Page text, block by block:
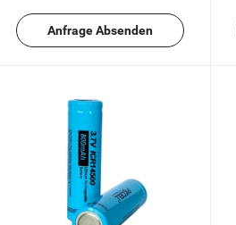
Anfrage Absenden